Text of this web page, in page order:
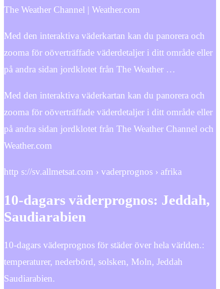
The Weather Channel | Weather.com
Med den interaktiva väderkartan kan du panorera och
zooma för oöverträffade väderdetaljer i ditt område eller
på andra sidan jordklotet från The Weather …
Med den interaktiva väderkartan kan du panorera och
zooma för oöverträffade väderdetaljer i ditt område eller
på andra sidan jordklotet från The Weather Channel och
Weather.com
http s://sv.allmetsat.com › vaderprognos › afrika
10-dagars väderprognos: Jeddah,
Saudiarabien
10-dagars väderprognos för städer över hela världen.:
temperaturer, nederbörd, solsken, Moln, Jeddah
Saudiarabien.